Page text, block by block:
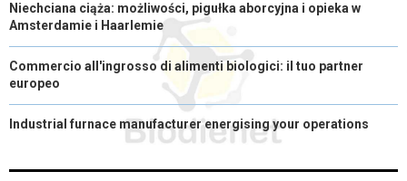
Niechciana ciąża: możliwości, pigułka aborcyjna i opieka w
Amsterdamie i Haarlemie
Commercio all'ingrosso di alimenti biologici: il tuo partner
europeo
Industrial furnace manufacturer energising your operations